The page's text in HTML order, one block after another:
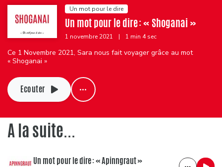
Un mot pour le dire
Un mot pour le dire : « Shoganai »
1 novembre 2021 | 1 min 4 sec
Ce 1 Novembre 2021, Sara nous fait voyager grâce au mot
« Shoganai »
Ecouter
A la suite...
Un mot pour le dire : « Apinngraut »